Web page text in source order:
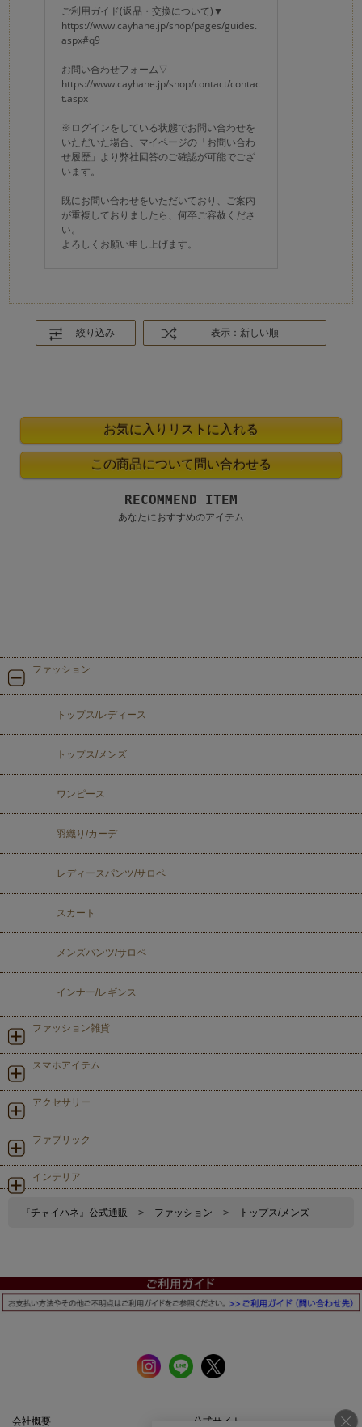
ご利用ガイド(返品・交換について)▼
https://www.cayhane.jp/shop/pages/guides.
aspx#q9
お問い合わせフォーム▽
https://www.cayhane.jp/shop/contact/contac
t.aspx
※ログインをしている状態でお問い合わせを
いただいた場合、マイページの「お問い合わ
せ履歴」より弊社回答のご確認が可能でござ
います。
既にお問い合わせをいただいており、ご案内
が重複しておりましたら、何卒ご容赦くださ
い。
よろしくお願い申し上げます。
絞り込み 表示：新しい順
RECOMMEND ITEM
あなたにおすすめのアイテム
ファッション
トップス/レディース
トップス/メンズ
ワンピース
羽織り/カーデ
レディースパンツ/サロペ
スカート
メンズパンツ/サロペ
インナー/レギンス
ファッション雑貨
スマホアイテム
アクセサリー
ファブリック
インテリア
『チャイハネ』公式通販 > ファッション > トップス/メンズ
会社概要 公式サイト